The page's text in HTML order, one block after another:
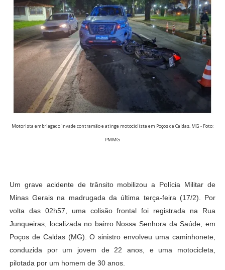
Motorista embriagado invade contramão e atinge motociclista em Poços de Caldas, MG - Foto:
PMMG
Um grave acidente de trânsito mobilizou a Polícia Militar de
Minas Gerais na madrugada da última terça-feira (17/2). Por
volta das 02h57, uma colisão frontal foi registrada na Rua
Junqueiras, localizada no bairro Nossa Senhora da Saúde, em
Poços de Caldas (MG). O sinistro envolveu uma caminhonete,
conduzida por um jovem de 22 anos, e uma motocicleta,
pilotada por um homem de 30 anos.